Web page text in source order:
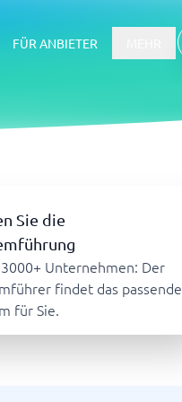
Management System
FÜR ANBIETER
Sie die
Unternehmen: Der
findet das passende
für Sie.